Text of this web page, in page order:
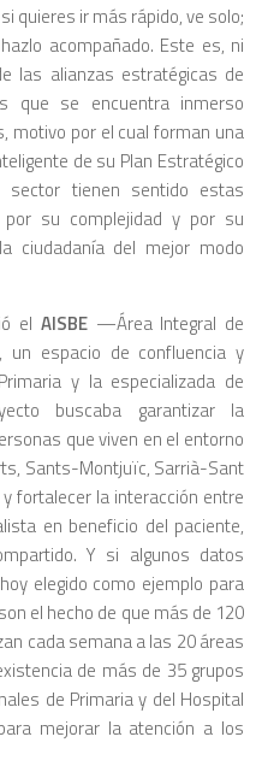
quieres ir más rápido, ve solo;
acompañado. Este es, ni
las alianzas estratégicas de
que se encuentra inmerso
motivo por el cual forman una
de su Plan Estratégico
sector tienen sentido estas
su complejidad y por su
ciudadanía del mejor modo
el AISBE—Área Integral de
un espacio de confluencia y
y la especializada de
buscaba garantizar la
que viven en el entorno
Sants-Montjuïc, Sarrià-Sant
fortalecer la interacción entre
en beneficio del paciente,
Y si algunos datos
elegido como ejemplo para
el hecho de que más de 120
cada semana a las 20 áreas
de más de 35 grupos
de Primaria y del Hospital
mejorar la atención a los